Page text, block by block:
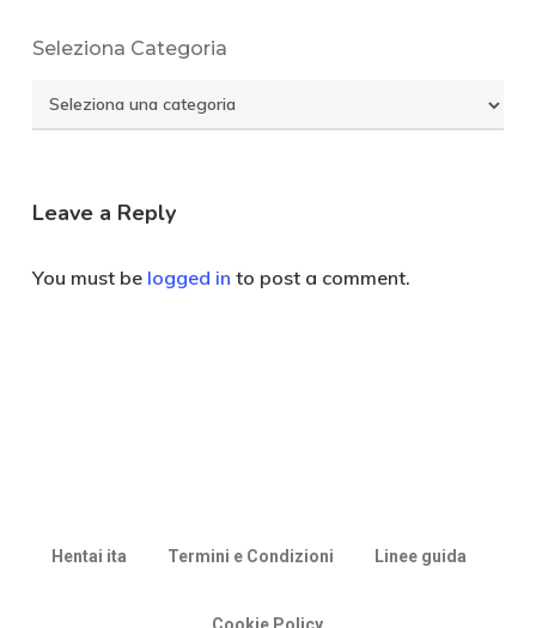
Seleziona Categoria
Seleziona
Categoria
Leave a Reply
You must be logged in to post a comment.
Hentai ita Termini e Condizioni Linee guida